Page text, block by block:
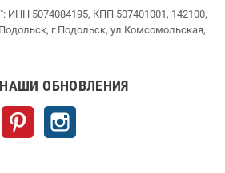
5074084195, КПП 507401001, 142100,
г Подольск, ул Комсомольская,
ОБНОВЛЕНИЯ
Pinterest